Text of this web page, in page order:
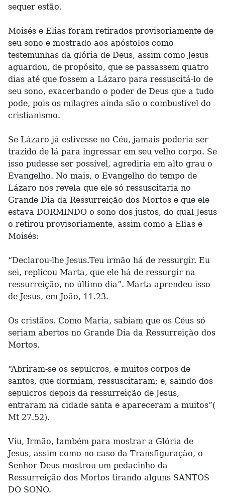
sequer estão.
Moisés e Elias foram retirados provisoriamente de
seu sono e mostrado aos apóstolos como
testemunhas da glória de Deus, assim como Jesus
aguardou, de propósito, que se passassem quatro
dias até que fossem a Lázaro para ressuscitá-lo de
seu sono, exacerbando o poder de Deus que a tudo
pode, pois os milagres ainda são o combustível do
cristianismo.
Se Lázaro já estivesse no Céu, jamais poderia ser
trazido de lá para ingressar em seu velho corpo. Se
isso pudesse ser possível, agrediria em alto grau o
Evangelho. No mais, o Evangelho do tempo de
Lázaro nos revela que ele só ressuscitaria no
Grande Dia da Ressurreição dos Mortos e que ele
estava DORMINDO o sono dos justos, do qual Jesus
o retirou provisoriamente, assim como a Elias e
Moisés:
“Declarou-lhe Jesus.Teu irmão há de ressurgir. Eu
sei, replicou Marta, que ele há de ressurgir na
ressurreição, no último dia”. Marta aprendeu isso
de Jesus, em João, 11.23.
Os cristãos. Como Maria, sabiam que os Céus só
seriam abertos no Grande Dia da Ressurreição dos
Mortos.
“Abriram-se os sepulcros, e muitos corpos de
santos, que dormiam, ressuscitaram; e, saindo dos
sepulcros depois da ressurreição de Jesus,
entraram na cidade santa e apareceram a muitos”(
Mt 27.52).
Viu, Irmão, também para mostrar a Glória de
Jesus, assim como no caso da Transfiguração, o
Senhor Deus mostrou um pedacinho da
Ressurreição dos Mortos tirando alguns SANTOS
DO SONO.